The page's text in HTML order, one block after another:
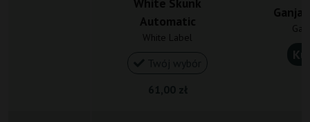
White Skunk
Automatic
White Label
Ganja